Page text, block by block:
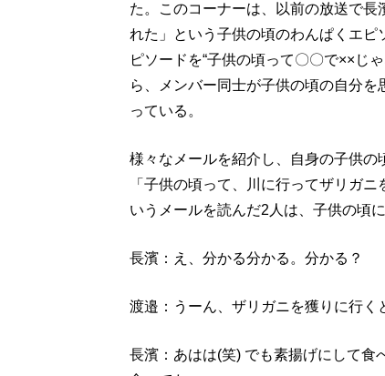
た。このコーナーは、以前の放送で
れた」という子供の頃のわんぱくエ
ピソードを“子供の頃って〇〇で××じ
ら、メンバー同士が子供の頃の自分
っている。
様々なメールを紹介し、自身の子供の
「子供の頃って、川に行ってザリガ
いうメールを読んだ2人は、子供の頃
長濱：え、分かる分かる。分かる？
渡邉：うーん、ザリガニを獲りに行
長濱：あはは(笑) でも素揚げにして食